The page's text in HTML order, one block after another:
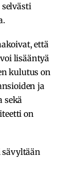
että
lisääntyä
kulutus on
ja
sekä
on